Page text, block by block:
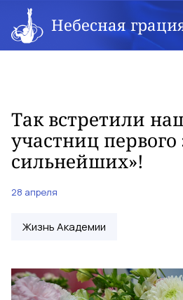
Небесная
Так встретили
участниц первого
сильнейших»!
28 апреля
Жизнь Академии